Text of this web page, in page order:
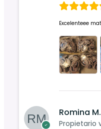
Excelenteee
Romina M.
Propietario